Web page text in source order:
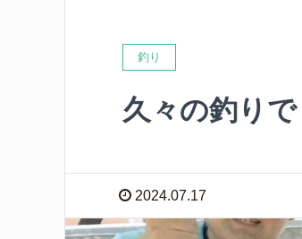
釣り
久々の釣りで
2024.07.17